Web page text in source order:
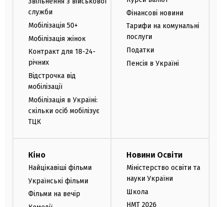
служби
Мобілізація 50+
Мобілізація жінок
Контракт для 18-24-
річних
Відстрочка від
мобілізації
Мобілізація в Україні:
скільки осіб мобілізує
ТЦК
Фінансові новини
Тарифи на комунальні
послуги
Податки
Пенсія в Україні
Кіно
Найцікавіші фільми
Українські фільми
Фільми на вечір
Новини Освіти
Міністерство освіти та
науки України
Школа
НМТ 2026